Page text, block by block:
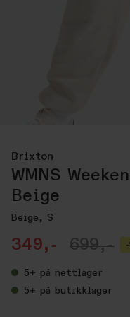
Brixton
WMNS
Beige
Beige, S
349,- 699,-
5+ på nettlager
5+ på butikklager